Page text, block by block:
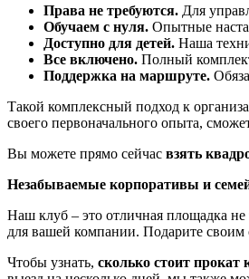
Права не требуются. Для
Обучаем с нуля. Опытные
Доступно для детей. Наша
Все включено. Полный
Поддержка на маршруте.
Такой комплексный подход к
своего первоначального опыта,
Вы можете прямо сейчас взять
Незабываемые корпоративы и
Наш клуб – это отличная площадка
для вашей компании. Подарите своим
Чтобы узнать, сколько стоит прокат